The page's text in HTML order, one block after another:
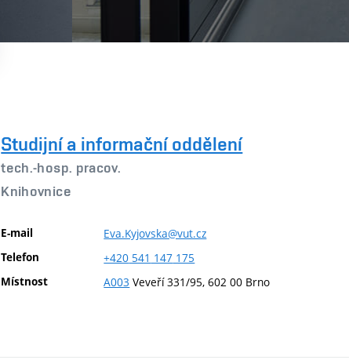
Studijní a informační oddělení
tech.-hosp. pracov.
Knihovnice
E-mail Eva.Kyjovska@vut.cz
Telefon +420 541 147 175
Místnost A003 Veveří 331/95, 602 00 Brno